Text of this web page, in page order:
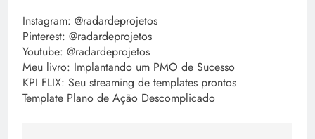
Instagram: @radardeprojetos
Pinterest: @radardeprojetos
Youtube: @radardeprojetos
Meu livro: Implantando um PMO de Sucesso
KPI FLIX: Seu streaming de templates prontos
Template Plano de Ação Descomplicado